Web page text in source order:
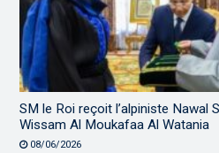
SM le Roi reçoit l’alpiniste Nawal
Wissam Al Moukafaa Al Watania
08/06/2026